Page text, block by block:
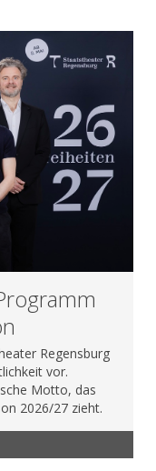
Regensburg
vor.
Motto, das
2026/27 zieht.